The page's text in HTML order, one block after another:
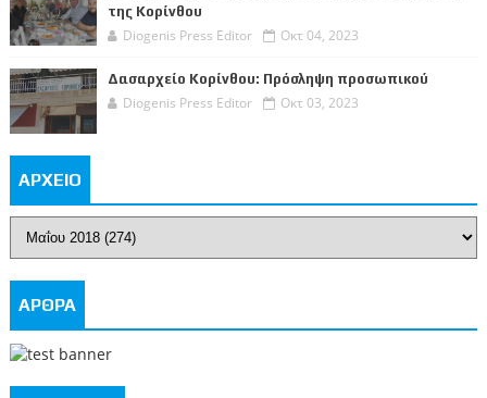
της Κορίνθου
Diogenis Press Editor Οκτ 04, 2023
Δασαρχείο Κορίνθου: Πρόσληψη προσωπικού
Diogenis Press Editor Οκτ 03, 2023
ΑΡΧΕΙΟ
ΑΡΘΡΑ